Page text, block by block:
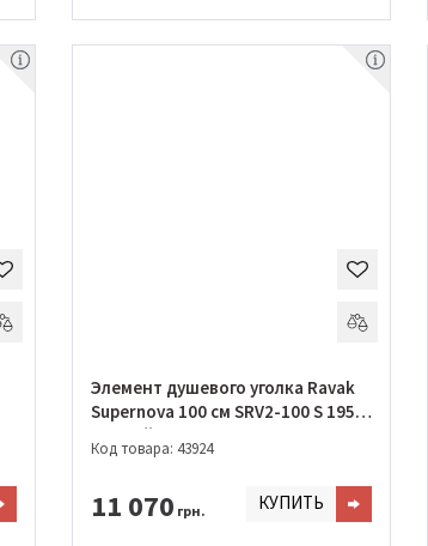
Элемент душевого уголка Ravak
Supernova 100 см SRV2-100 S 195 S
Чорний + PEARL
Код товара: 43924
11 070 грн. КУПИТЬ